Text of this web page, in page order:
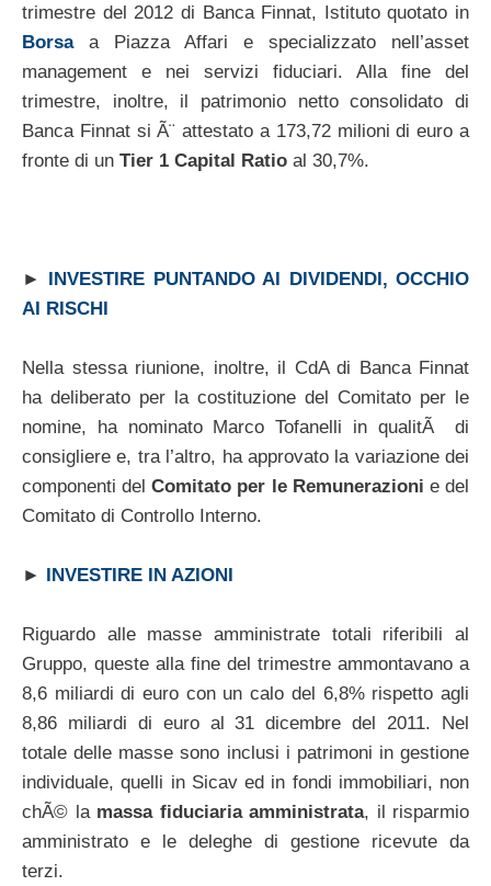
trimestre del 2012 di Banca Finnat, Istituto quotato in
Borsaa Piazza Affari e specializzato nell’asset
management e nei servizi fiduciari. Alla fine del
trimestre, inoltre, il patrimonio netto consolidato di
Banca Finnat si Ã¨ attestato a 173,72 milioni di euro a
fronte di un Tier 1 Capital Ratio al 30,7%.
► INVESTIRE PUNTANDO AI DIVIDENDI, OCCHIO
AI RISCHI
Nella stessa riunione, inoltre, il CdA di Banca Finnat
ha deliberato per la costituzione del Comitato per le
nomine, ha nominato Marco Tofanelli in qualitÃ di
consigliere e, tra l’altro, ha approvato la variazione dei
componenti delComitato per le Remunerazioni e del
Comitato di Controllo Interno.
► INVESTIRE IN AZIONI
Riguardo alle masse amministrate totali riferibili al
Gruppo, queste alla fine del trimestre ammontavano a
8,6 miliardi di euro con un calo del 6,8% rispetto agli
8,86 miliardi di euro al 31 dicembre del 2011. Nel
totale delle masse sono inclusi i patrimoni in gestione
individuale, quelli in Sicav ed in fondi immobiliari, non
chÃ© la massa fiduciaria amministrata, il risparmio
amministrato e le deleghe di gestione ricevute da
terzi.